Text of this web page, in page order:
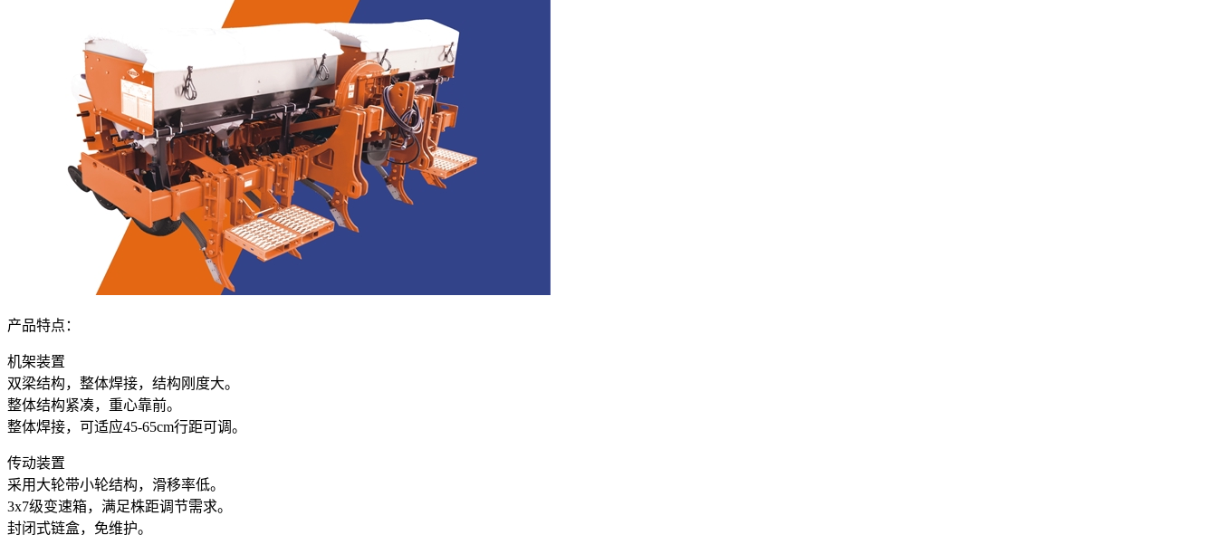
产品特点：
机架装置
双梁结构，整体焊接，结构刚度大。
整体结构紧凑，重心靠前。
整体焊接，可适应45-65cm行距可调。
传动装置
采用大轮带小轮结构，滑移率低。
3x7级变速箱，满足株距调节需求。
封闭式链盒，免维护。